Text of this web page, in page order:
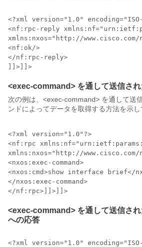
<?xml version="1.0"
<nf:rpc-reply
xmlns:nxos="http://
<nf:ok/>
</nf:rpc-reply>
]]>]]>
<exec-command> を通して送信さ
次の例は、<exec-command> を通して送
ンドによってデータを取得する方法を示し
<?xml version="1.0"?>
<nf:rpc
xmlns:nxos="http://www.cisco.com/
<nxos:exec-command>
<nxos:cmd>show interface brief</
</nxos:exec-command>
</nf:rpc>]]>]]>
<exec-command> を通して送信さ
への応答
<?xml version="1.0"